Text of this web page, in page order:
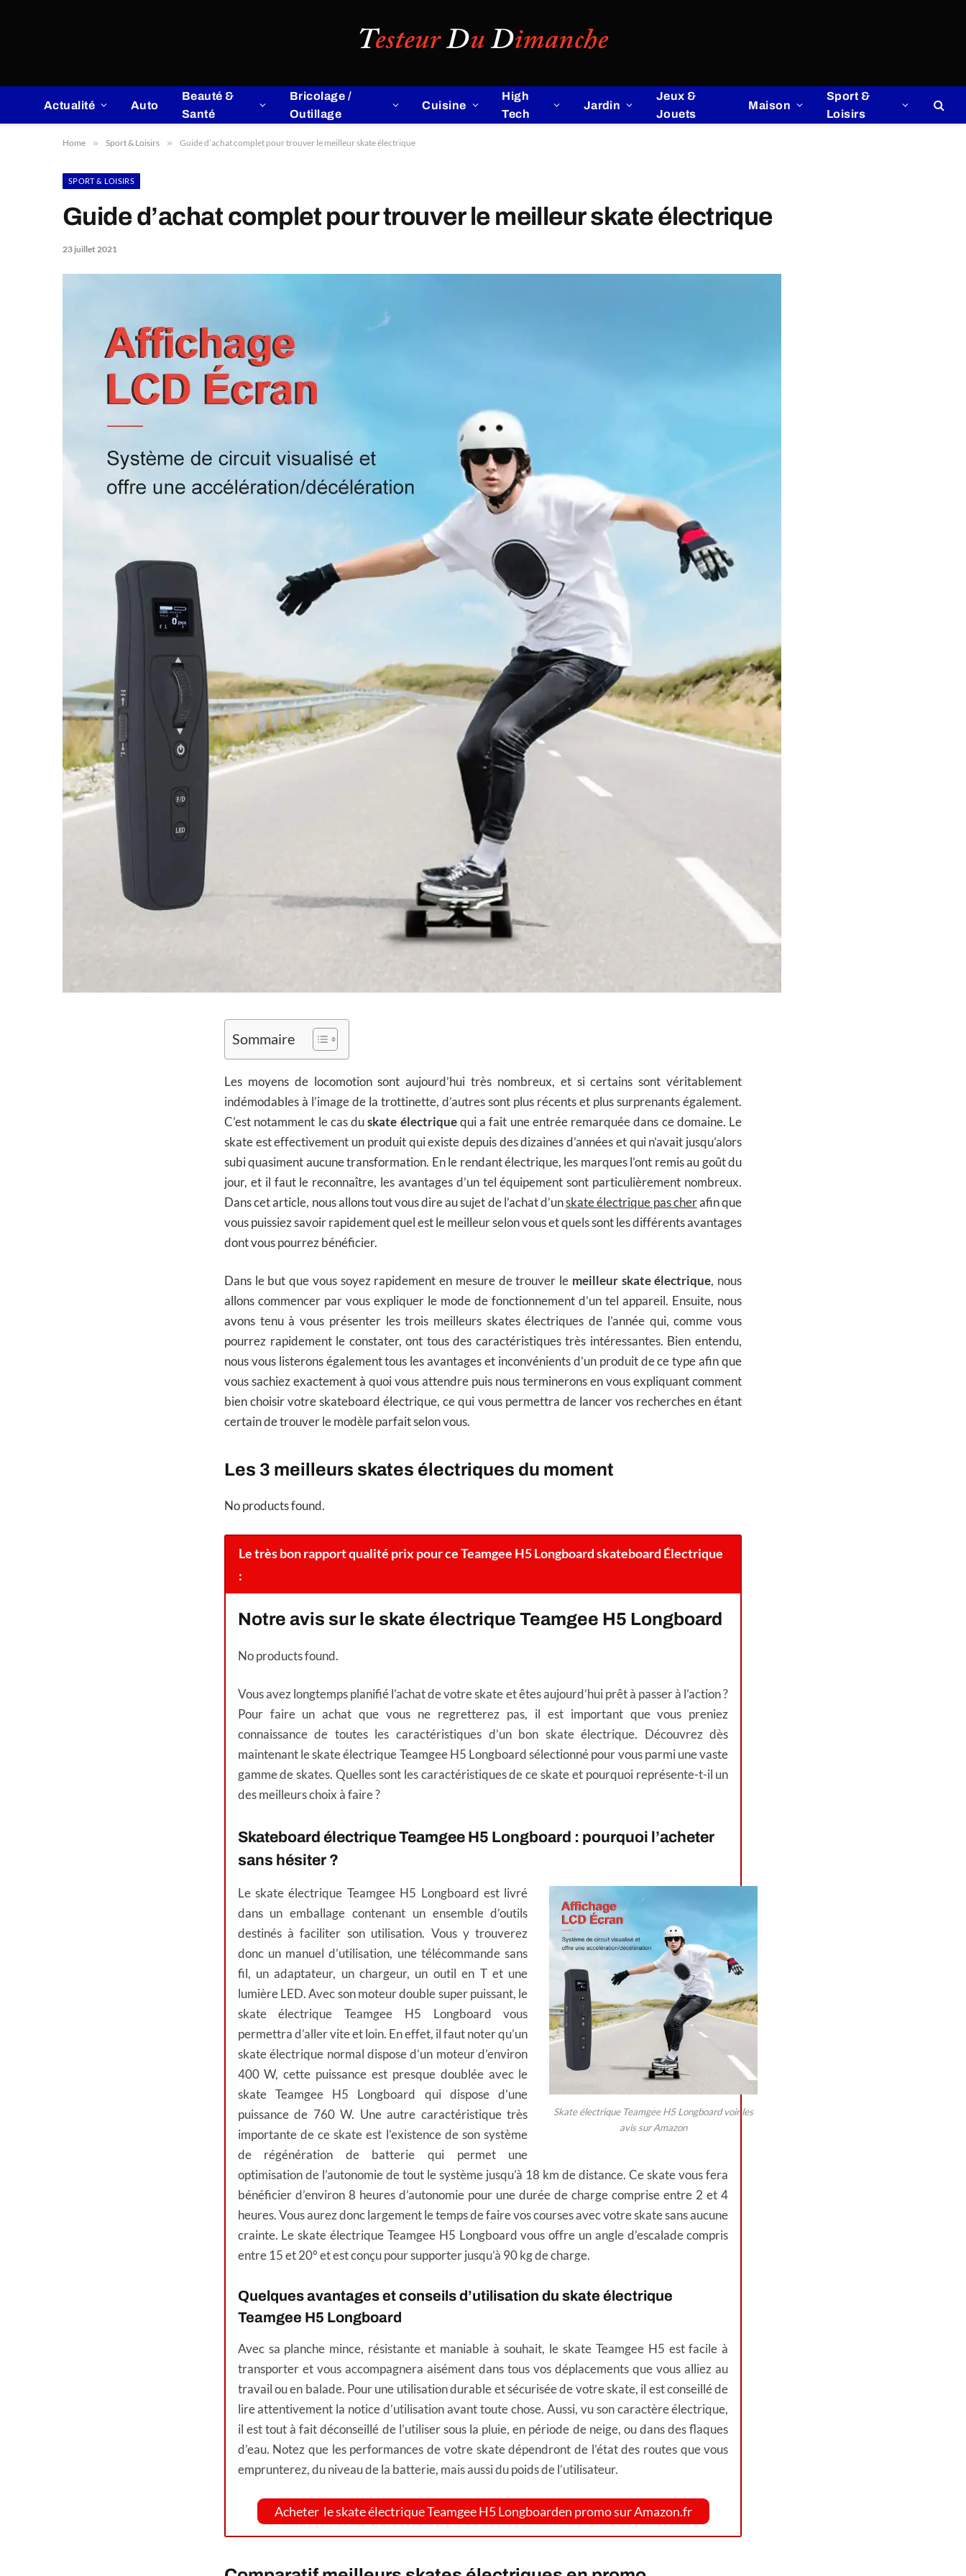
Actualité Auto
Beauté &
Santé
Bricolage /
Outillage
Cuisine
High
Tech
Jardin
Jeux &
Jouets
Maison
Sport &
Loisirs
Home » Sport & Loisirs » Guide d’achat complet pour trouver le meilleur skate électrique
SPORT & LOISIRS
Guide d’achat complet pour trouver le meilleur skate électrique
23 juillet 2021
Sommaire
Les moyens de locomotion sont aujourd’hui très nombreux, et si certains sont véritablement
indémodables à l’image de la trottinette, d’autres sont plus récents et plus surprenants également.
C’est notamment le cas duskate électriquequi a fait une entrée remarquée dans ce domaine. Le
skate est effectivement un produit qui existe depuis des dizaines d’années et qui n’avait jusqu’alors
subi quasiment aucune transformation. En le rendant électrique, les marques l’ont remis au goût du
jour, et il faut le reconnaître, les avantages d’un tel équipement sont particulièrement nombreux.
Dans cet article, nous allons tout vous dire au sujet de l’achat d’unskate électrique pas cherafin que
vous puissiez savoir rapidement quel est le meilleur selon vous et quels sont les différents avantages
dont vous pourrez bénéficier.
Dans le but que vous soyez rapidement en mesure de trouver le meilleur skate électrique, nous
allons commencer par vous expliquer le mode de fonctionnement d’un tel appareil. Ensuite, nous
avons tenu à vous présenter les trois meilleurs skates électriques de l’année qui, comme vous
pourrez rapidement le constater, ont tous des caractéristiques très intéressantes. Bien entendu,
nous vous listerons également tous les avantages et inconvénients d’un produit de ce type afin que
vous sachiez exactement à quoi vous attendre puis nous terminerons en vous expliquant comment
bien choisir votre skateboard électrique, ce qui vous permettra de lancer vos recherches en étant
certain de trouver le modèle parfait selon vous.
Les 3 meilleurs skates électriques du moment
No products found.
Le très bon rapport qualité prix pour ce Teamgee H5 Longboard skateboard Électrique
:
Notre avis sur le skate électrique Teamgee H5 Longboard
No products found.
Vous avez longtemps planifié l’achat de votre skate et êtes aujourd’hui prêt à passer à l’action ?
Pour faire un achat que vous ne regretterez pas, il est important que vous preniez
connaissance de toutes les caractéristiques d’un bon skate électrique. Découvrez dès
maintenant le skate électrique Teamgee H5 Longboard sélectionné pour vous parmi une vaste
gamme de skates. Quelles sont les caractéristiques de ce skate et pourquoi représente-t-il un
des meilleurs choix à faire ?
Skateboard électrique Teamgee H5 Longboard : pourquoi l’acheter
sans hésiter ?
Skate électrique Teamgee H5 Longboard voir les
avis sur Amazon
Le skate électrique Teamgee H5 Longboard est livré
dans un emballage contenant un ensemble d’outils
destinés à faciliter son utilisation. Vous y trouverez
donc un manuel d’utilisation, une télécommande sans
fil, un adaptateur, un chargeur, un outil en T et une
lumière LED. Avec son moteur double super puissant, le
skate électrique Teamgee H5 Longboard vous
permettra d’aller vite et loin. En effet, il faut noter qu’un
skate électrique normal dispose d’un moteur d’environ
400 W, cette puissance est presque doublée avec le
skate Teamgee H5 Longboard qui dispose d’une
puissance de 760 W. Une autre caractéristique très
importante de ce skate est l’existence de son système
de régénération de batterie qui permet une
optimisation de l’autonomie de tout le système jusqu’à 18 km de distance. Ce skate vous fera
bénéficier d’environ 8 heures d’autonomie pour une durée de charge comprise entre 2 et 4
heures. Vous aurez donc largement le temps de faire vos courses avec votre skate sans aucune
crainte. Le skate électrique Teamgee H5 Longboard vous offre un angle d’escalade compris
entre 15 et 20° et est conçu pour supporter jusqu’à 90 kg de charge.
Quelques avantages et conseils d’utilisation du skate électrique
Teamgee H5 Longboard
Avec sa planche mince, résistante et maniable à souhait, le skate Teamgee H5 est facile à
transporter et vous accompagnera aisément dans tous vos déplacements que vous alliez au
travail ou en balade. Pour une utilisation durable et sécurisée de votre skate, il est conseillé de
lire attentivement la notice d’utilisation avant toute chose. Aussi, vu son caractère électrique,
il est tout à fait déconseillé de l’utiliser sous la pluie, en période de neige, ou dans des flaques
d’eau. Notez que les performances de votre skate dépendront de l’état des routes que vous
emprunterez, du niveau de la batterie, mais aussi du poids de l’utilisateur.
Acheter le skate électrique Teamgee H5 Longboarden promo sur Amazon.fr